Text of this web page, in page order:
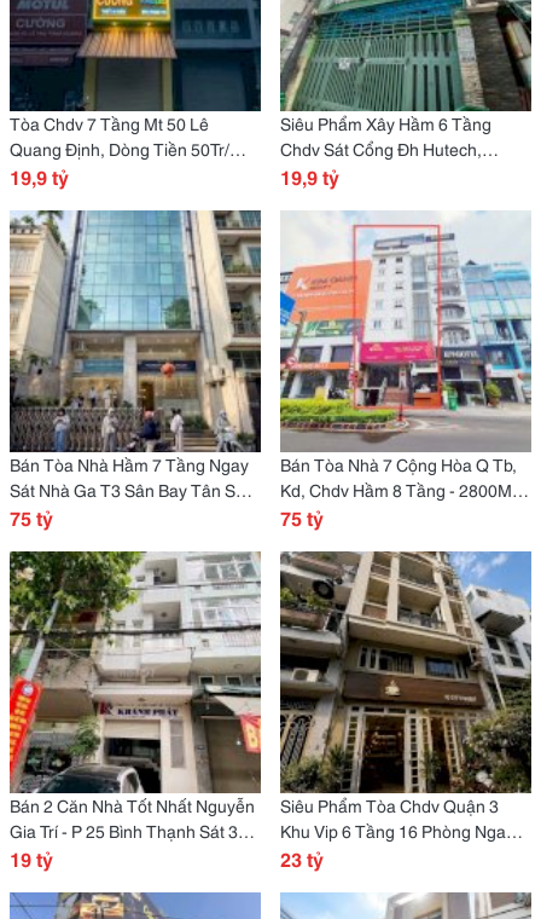
Tòa Chdv 7 Tầng Mt 50 Lê
Quang Định, Dòng Tiền 50Tr/
Tháng
19,9 tỷ
Siêu Phẩm Xây Hầm 6 Tầng
Chdv Sát Cổng Đh Hutech,
Nguyễn Gia Trí D2 Bình Thạnh
19,9 tỷ
Bán Tòa Nhà Hầm 7 Tầng Ngay
Sát Nhà Ga T3 Sân Bay Tân Sơn
Nhất
75 tỷ
Bán Tòa Nhà 7 Cộng Hòa Q Tb,
Kd, Chdv Hầm 8 Tầng - 2800M2
Sàn
75 tỷ
Bán 2 Căn Nhà Tốt Nhất Nguyễn
Gia Trí - P 25 Bình Thạnh Sát 3
Trường Đh Lớn
19 tỷ
Siêu Phẩm Tòa Chdv Quận 3
Khu Vip 6 Tầng 16 Phòng Ngang
Lớn 6,5M
23 tỷ